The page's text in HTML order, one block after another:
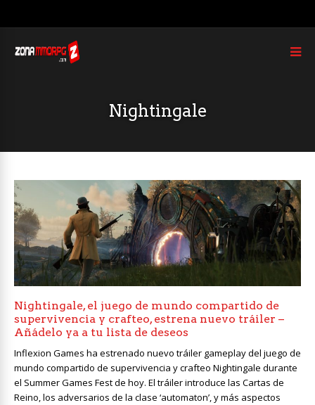
Nightingale
Nightingale, el juego de mundo compartido de
supervivencia y crafteo, estrena nuevo tráiler –
Añádelo ya a tu lista de deseos
Inflexion Games ha estrenado nuevo tráiler gameplay del juego de
mundo compartido de supervivencia y crafteo Nightingale durante
el Summer Games Fest de hoy. El tráiler introduce las Cartas de
Reino, los adversarios de la clase ‘automaton’, y más aspectos